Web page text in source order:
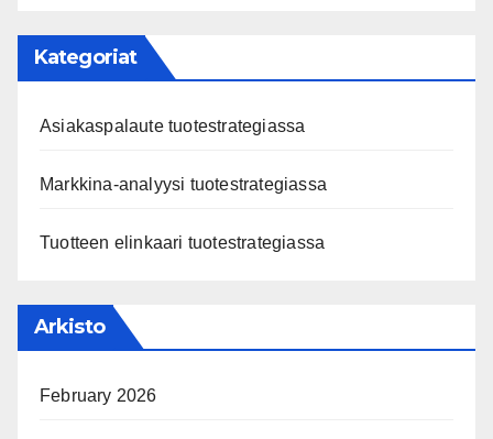
Kategoriat
Asiakaspalaute tuotestrategiassa
Markkina-analyysi tuotestrategiassa
Tuotteen elinkaari tuotestrategiassa
Arkisto
February 2026